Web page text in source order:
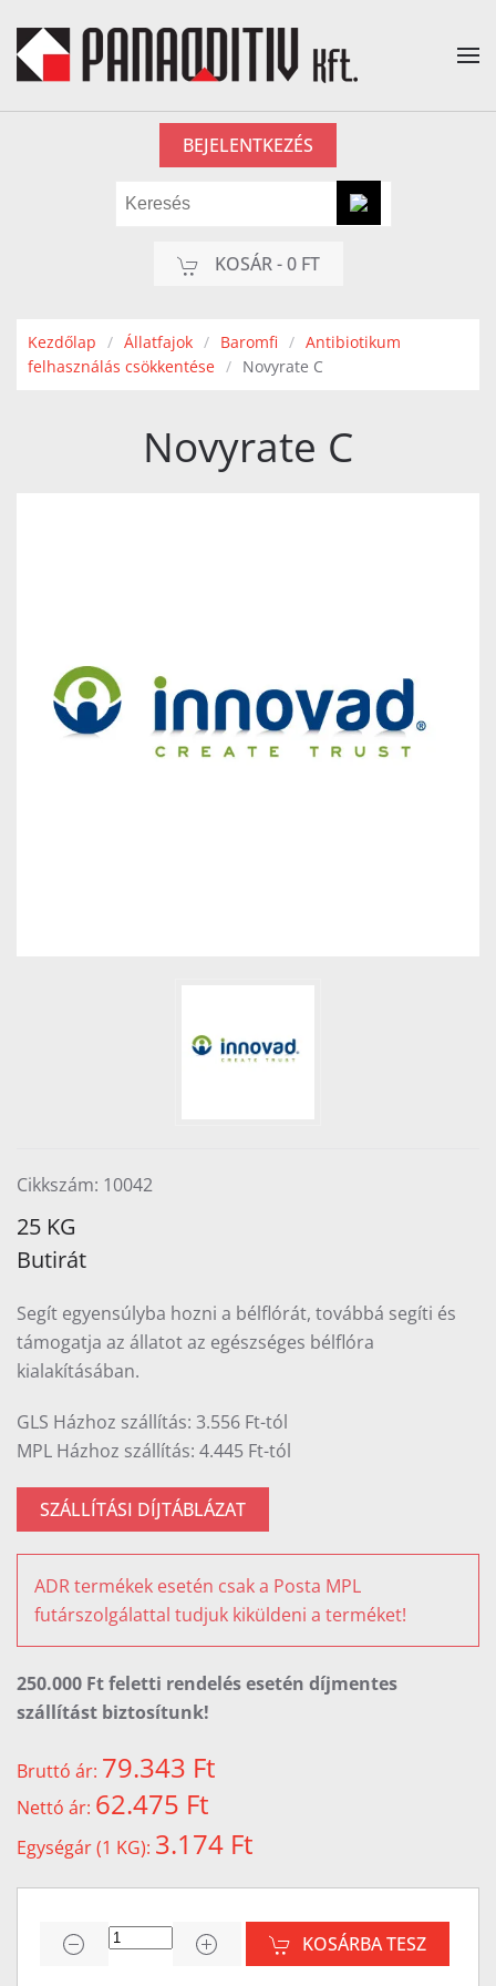
Fő tartalom átugrása
BEJELENTKEZÉS
KOSÁR -0 FT
Kezdőlap Állatfajok Baromfi
Antibiotikum
felhasználás csökkentése
Novyrate C
Novyrate C
Cikkszám: 10042
25 KG
Butirát
Segít egyensúlyba hozni a bélflórát, továbbá segíti és
támogatja az állatot az egészséges bélflóra
kialakításában.
GLS Házhoz szállítás: 3.556 Ft-tól
MPL Házhoz szállítás: 4.445 Ft-tól
SZÁLLÍTÁSI DÍJTÁBLÁZAT
ADR termékek esetén csak a Posta MPL
futárszolgálattal tudjuk kiküldeni a terméket!
250.000 Ft feletti rendelés esetén díjmentes
szállítást biztosítunk!
Bruttó ár: 79.343 Ft
Nettó ár: 62.475 Ft
Egységár (1 KG): 3.174 Ft
KOSÁRBA TESZ